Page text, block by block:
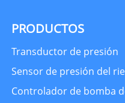
PRODUCTOS
Transductor de presión
Sensor de presión del
Controlador de bomba